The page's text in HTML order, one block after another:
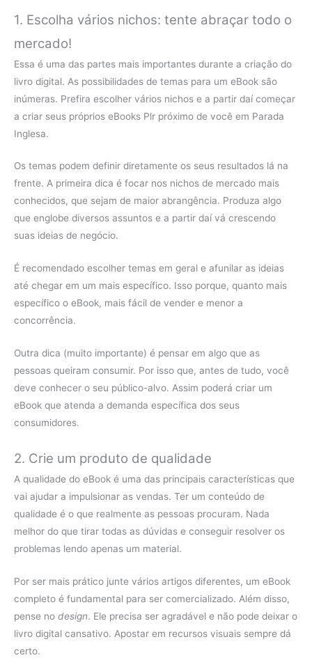
1. Escolha vários nichos: tente abraçar todo o
mercado!
Essa é uma das partes mais importantes durante a criação do
livro digital. As possibilidades de temas para um eBook são
inúmeras. Prefira escolher vários nichos e a partir daí começar
a criar seus próprios eBooks Plr próximo de você em Parada
Inglesa.
Os temas podem definir diretamente os seus resultados lá na
frente. A primeira dica é focar nos nichos de mercado mais
conhecidos, que sejam de maior abrangência. Produza algo
que englobe diversos assuntos e a partir daí vá crescendo
suas ideias de negócio.
É recomendado escolher temas em geral e afunilar as ideias
até chegar em um mais específico. Isso porque, quanto mais
específico o eBook, mais fácil de vender e menor a
concorrência.
Outra dica (muito importante) é pensar em algo que as
pessoas queiram consumir. Por isso que, antes de tudo, você
deve conhecer o seu público-alvo. Assim poderá criar um
eBook que atenda a demanda específica dos seus
consumidores.
2. Crie um produto de qualidade
A qualidade do eBook é uma das principais características que
vai ajudar a impulsionar as vendas. Ter um conteúdo de
qualidade é o que realmente as pessoas procuram. Nada
melhor do que tirar todas as dúvidas e conseguir resolver os
problemas lendo apenas um material.
Por ser mais prático junte vários artigos diferentes, um eBook
completo é fundamental para ser comercializado. Além disso,
pense no design. Ele precisa ser agradável e não pode deixar o
livro digital cansativo. Apostar em recursos visuais sempre dá
certo.